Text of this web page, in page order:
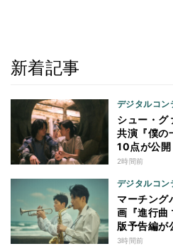
新着記事
デジタルコン
シュー・グ
共演『僕の
10点が公開
2時間前
デジタルコン
マーチング
画『進行曲
版予告編が
3時間前